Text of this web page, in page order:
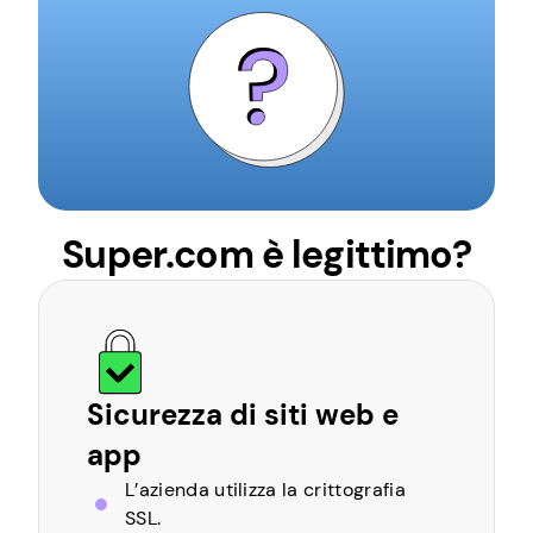
Super.com è legittimo?
Sicurezza di siti web e
app
L’azienda utilizza la crittografia
SSL.